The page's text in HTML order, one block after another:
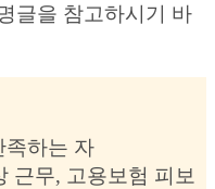
글을 참고하시기 바
하는 자
근무, 고용보험 피보